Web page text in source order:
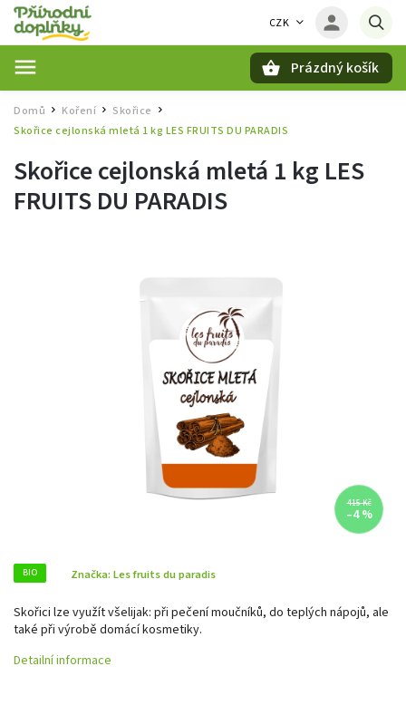
CZK
Prázdný košík
Domů / Koření / Skořice
Skořice cejlonská mletá 1 kg LES FRUITS DU PARADIS
Skořice cejlonská mletá 1 kg LES
FRUITS DU PARADIS
415 Kč
–4 %
BIO Značka: Les fruits du paradis
Skořici lze využít všelijak: při pečení moučníků, do teplých nápojů, ale
také při výrobě domácí kosmetiky.
Detailní informace